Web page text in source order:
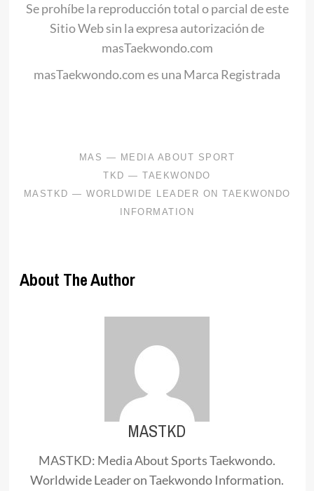
Se prohíbe la reproducción total o parcial de este
Sitio Web sin la expresa autorización de
masTaekwondo.com
masTaekwondo.com es una Marca Registrada
About The Author
MASTKD
MASTKD: Media About Sports Taekwondo.
Worldwide Leader on Taekwondo Information.